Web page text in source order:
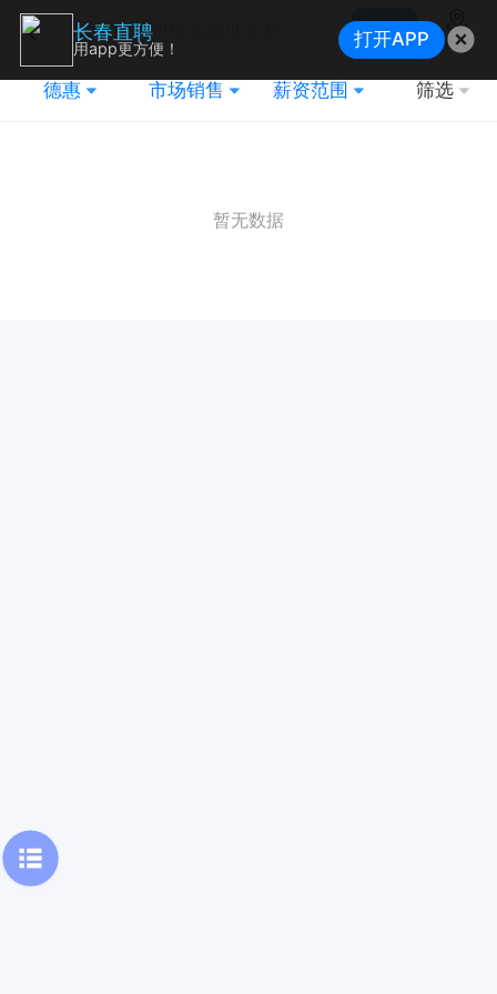
搜索
地图
德惠 市场销售 薪资范围 筛选
暂无数据
长春直聘
用app更方便！ 打开APP